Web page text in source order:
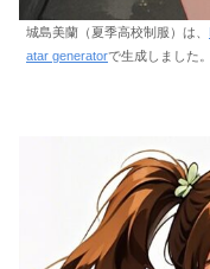
城島美蘭（夏季高校制服）は、
atar generatorで生成しました。